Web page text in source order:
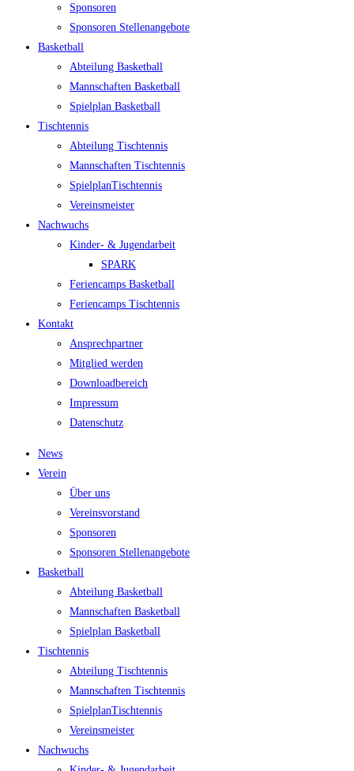
Spon­so­ren
Spon­so­ren Stellenangebote
Bas­ket­ball
Abtei­lung Basketball
Mann­schaf­ten Basketball
Spiel­plan Basketball
Tisch­ten­nis
Abtei­lung Tischtennis
Mann­schaf­ten Tischtennis
Spiel­plan­Tisch­ten­nis
Ver­eins­meis­ter
Nach­wuchs
Kin­­der- & Jugendarbeit
SPARK
Feri­en­camps Basketball
Feri­en­camps Tischtennis
Kon­takt
Ansprech­part­ner
Mit­glied werden
Down­load­be­reich
Impres­sum
Daten­schutz
News
Ver­ein
Über uns
Ver­eins­vor­stand
Spon­so­ren
Spon­so­ren Stellenangebote
Bas­ket­ball
Abtei­lung Basketball
Mann­schaf­ten Basketball
Spiel­plan Basketball
Tisch­ten­nis
Abtei­lung Tischtennis
Mann­schaf­ten Tischtennis
Spiel­plan­Tisch­ten­nis
Ver­eins­meis­ter
Nach­wuchs